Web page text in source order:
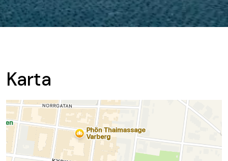
Karta